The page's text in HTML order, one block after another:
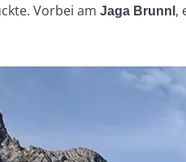
Vorbei amJaga Brunnl ,